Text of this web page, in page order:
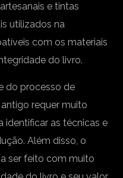
e tintas
utilizados na
com os materiais
do livro.
do processo de
requer muito
identificar as técnicas e
Além disso, o
ser feito com muito